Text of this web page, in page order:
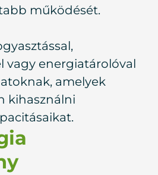
működését.
vagy energiatárolóval
amelyek
kihasználni